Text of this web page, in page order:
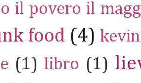
il povero il
food (4)
(1) libro (1)